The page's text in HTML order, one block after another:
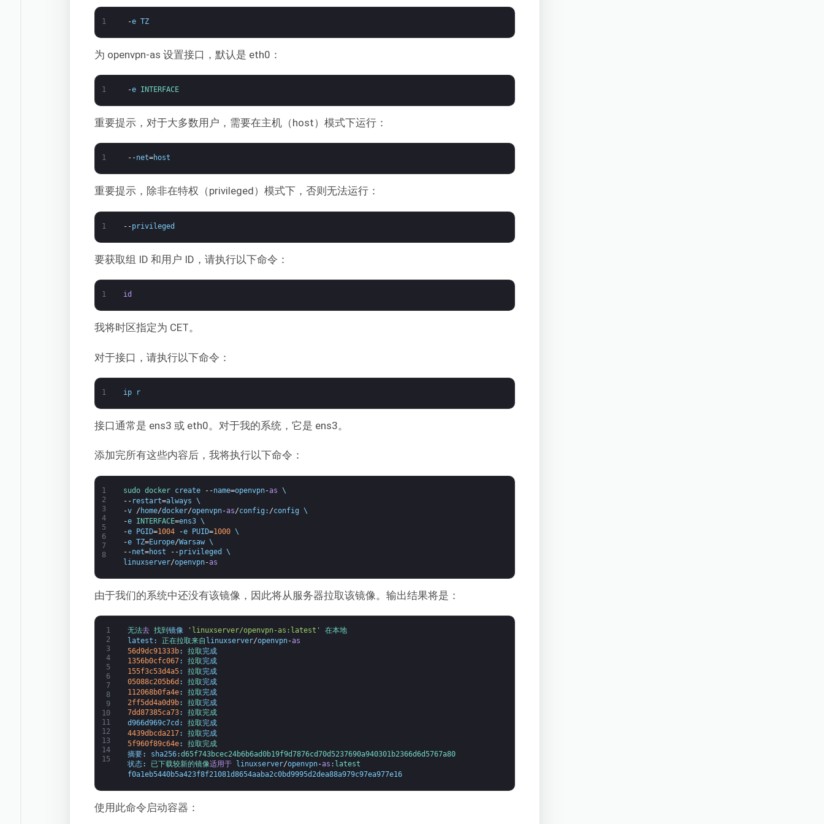
1 -e TZ
为 openvpn-as 设置接口，默认是 eth0：
1 -e INTERFACE
重要提示，对于大多数用户，需要在主机（host）模式下运行：
1 --net=host
重要提示，除非在特权（privileged）模式下，否则无法运行：
1 --privileged
要获取组 ID 和用户 ID，请执行以下命令：
1 id
我将时区指定为 CET。
对于接口，请执行以下命令：
1 ip r
接口通常是 ens3 或 eth0。对于我的系统，它是 ens3。
添加完所有这些内容后，我将执行以下命令：
1
2
3
4
5
6
7
8
sudo docker create --name=openvpn-as \
-- restart=always \
-v / home/docker/openvpn-as/config : /config \
-e INTERFACE=ens3 \
-e PGID=1004 -e PUID=1000 \
-e TZ=Europe/Warsaw \
--net=host --privileged
\
linuxserver/openvpn-as
由于我们的系统中还没有该镜像，因此将从服务器拉取该镜像。输出结果将是：
1
2
3
4
5
6
7
8
9
10
11
12
13
14
15
无法去 找到 镜像 'linuxserver/openvpn-as:latest'
在本地
latest : 正在拉取来自 linuxserver/openvpn-as
56d9dc91333b: 拉取完成
1356b0cfc067: 拉取完成
155f3c53d4a5: 拉取完成
05088c205b6d : 拉取完成
112068b0fa4e: 拉取完成
2ff5dd4a0d9b: 拉取完成
7dd87385ca73: 拉取完成
d966d969c7cd : 拉取完成
4439dbcda217: 拉取完成
5f960f89c64e: 拉取完成
摘要: sha256:d65f743bcec24b6b6ad0b19f9d7876cd70d5237690a940301b2366d6d5767a80
状态: 已下载较新的镜像适用于 linuxserver/openvpn-as : latest
f0a1eb5440b5a423f8f21081d8654aaba2c0bd9995d2dea88a979c97ea977e16
使用此命令启动容器：